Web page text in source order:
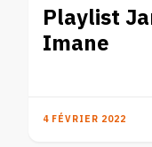
Playlist
Imane
4 FÉVRIER 2022